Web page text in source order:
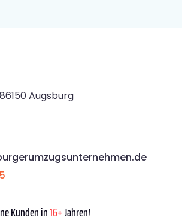
Augsburg
Kunden in16+Jahren!